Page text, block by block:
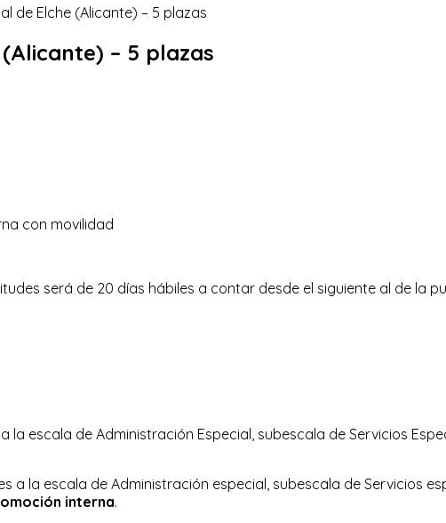
– 5 plazas
con movilidad
será de 20 días hábiles a contar desde el siguiente al de la
escala de Administración Especial, subescala de Servicios
la escala de Administración especial, subescala de Servicios
interna.